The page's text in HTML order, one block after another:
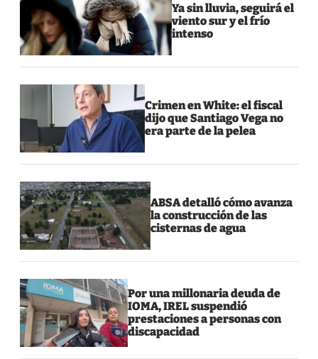
Ya sin lluvia, seguirá el
viento sur y el frío
intenso
Crimen en White: el fiscal
dijo que Santiago Vega no
era parte de la pelea
ABSA detalló cómo avanza
la construcción de las
cisternas de agua
Por una millonaria deuda de
IOMA, IREL suspendió
prestaciones a personas con
discapacidad